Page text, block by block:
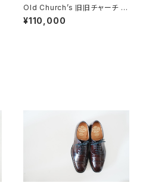
Old Church’s 旧旧チャーチ 二
都市 Holborn 75D
¥110,000